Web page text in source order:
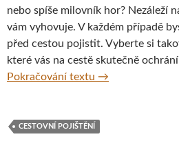
nebo spíše milovník hor? Nezáleží
vám vyhovuje. V každém případě
před cestou pojistit. Vyberte si
které vás na cestě skutečně
Pokračování textu Jaké cestovní
→
CESTOVNÍ POJIŠTĚNÍ